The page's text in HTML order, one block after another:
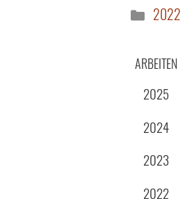
Kategorien
2022
ARBEITEN
2025
2024
2023
2022